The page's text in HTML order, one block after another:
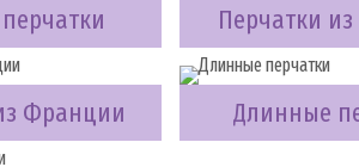
Перчатки
Франции Длинные